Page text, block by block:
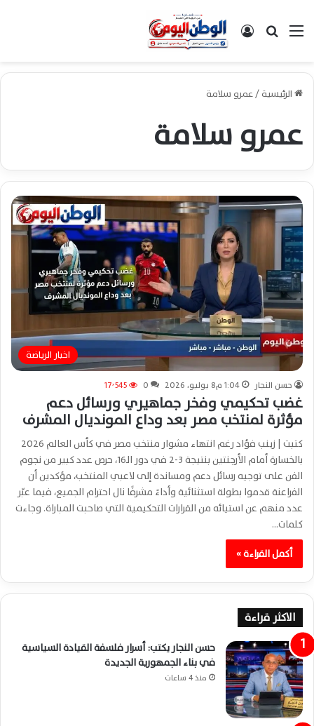
القائمةبحث عن تسجيل الدخول
الرئيسية/عمرو سلامة
عمرو سلامة
اخبار الرياضة
حسن النجار 1:04 م8 يوليو، 2026 0 17٬545
غضب تحكيمي وفخر جماهيري ورسائل دعم
مؤثرة لمنتخب مصر بعد وداع المونديال المشرف
كتبت | زينب فؤاد رغم انتهاء مشوار منتخب مصر في كأس العالم 2026
بالخسارة أمام الأرجنتين بنتيجة 3-2 في دور الـ16، حرص عدد كبير من نجوم
الفن على توجيه رسائل دعم ومساندة إلى لاعبي المنتخب، مؤكدين أن
الفراعنة قدموا بطولة استثنائية وأداءً مشرفًا نال احترام الجميع، فيما عبّر
عدد منهم عن استيائه من القرارات التحكيمية التي صاحبت المباراة. وجاءت
كلمات…
أكمل القراءة »
الاكثر قراءة
حسن النجار يكتب: أسرار فلسفة القيادة السياسية
في بناء الجمهورية الجديدة
منذ 4 ساعات